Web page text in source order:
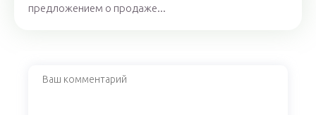
предложением о продаже...